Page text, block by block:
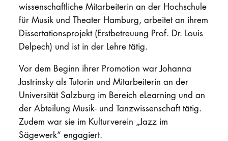
wissenschaftliche Mitarbeiterin an der Hochschule
für Musik und Theater Hamburg, arbeitet an ihrem
Dissertationsprojekt (Erstbetreuung Prof. Dr. Louis
Delpech) und ist in der Lehre tätig.
Vor dem Beginn ihrer Promotion war Johanna
Jastrinsky als Tutorin und Mitarbeiterin an der
Universität Salzburg im Bereich eLearning und an
der Abteilung Musik- und Tanzwissenschaft tätig.
Zudem war sie im Kulturverein „Jazz im
Sägewerk“ engagiert.